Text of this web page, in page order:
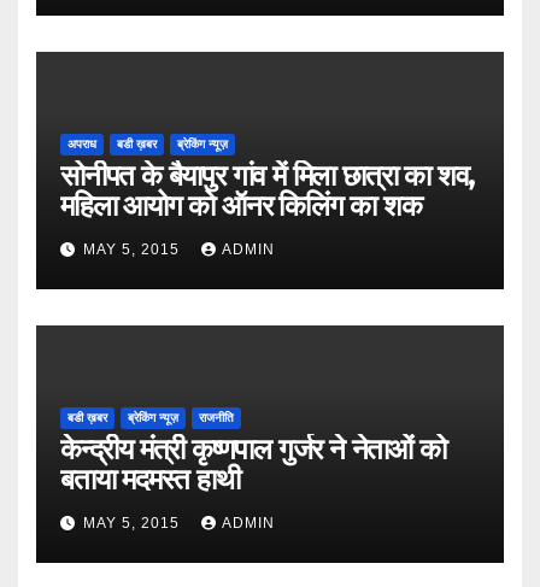
अपराध बडी ख़बर ब्रेकिंग न्यूज़
सोनीपत के बैयापुर गांव में मिला छात्रा का शव,
महिला आयोग को ऑनर किलिंग का शक
MAY 5, 2015 ADMIN
बडी ख़बर ब्रेकिंग न्यूज़ राजनीति
केन्द्रीय मंत्री कृष्णपाल गुर्जर ने नेताओं को
बताया मदमस्त हाथी
MAY 5, 2015 ADMIN